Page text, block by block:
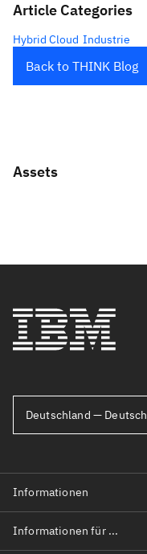
Article Categories
Hybrid Cloud Industrie
Back to THINK Blog
Assets
Deutschland — Deutsch